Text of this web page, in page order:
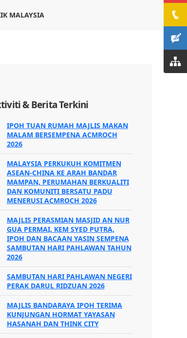
MALAYSIA
& Berita Terkini
IPOH TUAN RUMAH MAJLIS MAKAN
MALAM BERSEMPENA ACMROCH
2026
MALAYSIA PERKUKUH KOMITMEN
ASEAN-CHINA KE ARAH BANDAR
MAMPAN, PERUMAHAN BERKUALITI
DAN KOMUNITI BERSATU PADU
MENERUSI ACMROCH 2026
MAJLIS PERASMIAN MASJID AN NUR
GUA PERMAI, KEM SYED PUTRA,
IPOH DAN BACAAN YASIN SEMPENA
SAMBUTAN HARI PAHLAWAN TAHUN
2026
SAMBUTAN HARI PAHLAWAN NEGERI
PERAK DARUL RIDZUAN 2026
MAJLIS BANDARAYA IPOH TERIMA
KUNJUNGAN HORMAT YAYASAN
HASANAH DAN THINK CITY